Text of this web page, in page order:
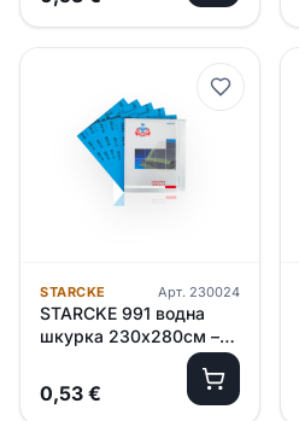
STARCKE Арт. 230024
STARCKE 991 водна
шкурка 230х280см –
0,53 €